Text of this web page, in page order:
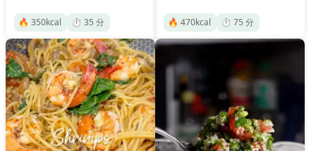
🔥 350kcal ⏱️ 35 分 🔥 470kcal ⏱️ 75 分